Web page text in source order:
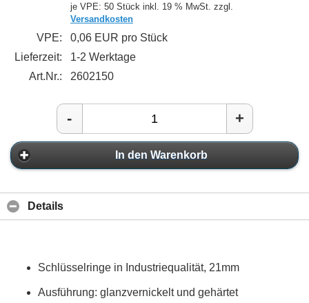
je VPE: 50 Stück inkl. 19 % MwSt. zzgl.
Versandkosten
VPE:
0,06 EUR pro Stück
Lieferzeit:
1-2 Werktage
Art.Nr.:
2602150
- +
In den Warenkorb
Details
Schlüsselringe in Industriequalität, 21mm
Ausführung: glanzvernickelt und gehärtet